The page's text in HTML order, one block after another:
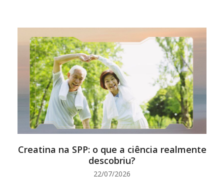
Creatina na SPP: o que a ciência realmente
descobriu?
22/07/2026